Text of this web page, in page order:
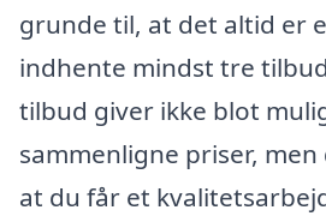
grunde til, at det altid er
indhente mindst tre
tilbud giver ikke blot
sammenligne priser,
at du får et